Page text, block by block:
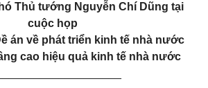
Thủ tướng Nguyễn Chí Dũng tại
cuộc họp
án về phát triển kinh tế nhà nước
cao hiệu quả kinh tế nhà nước